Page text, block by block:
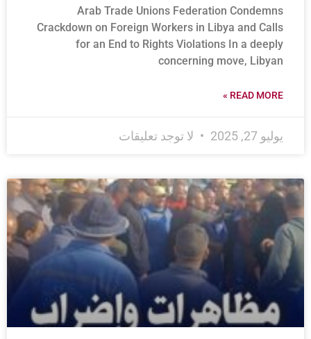
Arab Trade Unions Federation Condemns
Crackdown on Foreign Workers in Libya and Calls
for an End to Rights Violations In a deeply
concerning move, Libyan
READ MORE »
يوليو 27, 2025 لا توجد تعليقات